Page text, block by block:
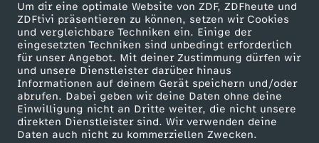
Um dir eine optimale Website von ZDF, ZDFheute und
ZDFtivi präsentieren zu können, setzen wir Cookies
und vergleichbare Techniken ein. Einige der
eingesetzten Techniken sind unbedingt erforderlich
für unser Angebot. Mit deiner Zustimmung dürfen wir
und unsere Dienstleister darüber hinaus
Informationen auf deinem Gerät speichern und/oder
abrufen. Dabei geben wir deine Daten ohne deine
Einwilligung nicht an Dritte weiter, die nicht unsere
direkten Dienstleister sind. Wir verwenden deine
Daten auch nicht zu kommerziellen Zwecken.
Mehr ZDF
ZDF-Apps
Smart TV
ZDFtext
Service
ZDFmitreden
Kontakt zum ZDF
Tickets